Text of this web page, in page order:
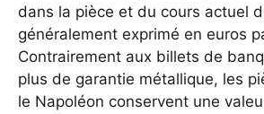
dans la pièce et du cours actuel
généralement exprimé en euros
Contrairement aux billets de
plus de garantie métallique, les
le Napoléon conservent une